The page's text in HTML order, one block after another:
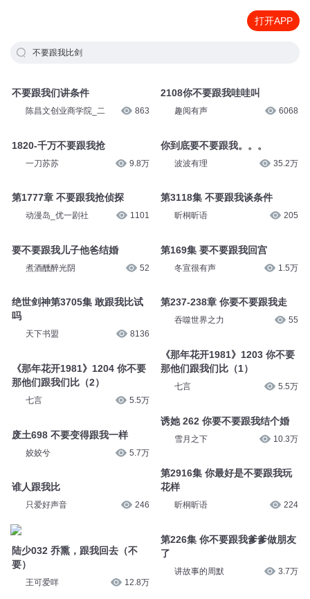
打开APP
不要跟我比剑
不要跟我们讲条件
陈昌文创业商学院_二 863
1820-千万不要跟我抢
一刀苏苏 9.8万
第1777章 不要跟我抢侦探
动漫岛_优一剧社 1101
要不要跟我儿子他爸结婚
煮酒醺醉光阴 52
绝世剑神第3705集 敢跟我比试
吗
天下书盟 8136
《那年花开1981》1204 你不要
那他们跟我们比（2）
七言 5.5万
废土698 不要变得跟我一样
姣姣兮 5.7万
谁人跟我比
只爱好声音 246
陆少032 乔熏，跟我回去（不
要）
王可爱咩 12.8万
2108你不要跟我哇哇叫
趣阅有声 6068
你到底要不要跟我。。。
波波有理 35.2万
第3118集 不要跟我谈条件
昕桐昕语 205
第169集 要不要跟我回宫
冬宣很有声 1.5万
第237-238章 你要不要跟我走
吞噬世界之力 55
《那年花开1981》1203 你不要
那他们跟我们比（1）
七言 5.5万
诱她 262 你要不要跟我结个婚
雪月之下 10.3万
第2916集 你最好是不要跟我玩
花样
昕桐昕语 224
第226集 你不要跟我爹爹做朋友
了
讲故事的周默 3.7万